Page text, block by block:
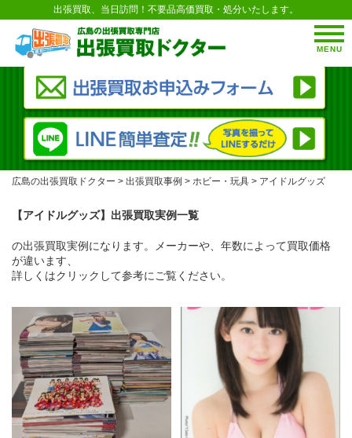
MENU
出張買取、当日訪問！不要品高価買取・処分いたします。
広島の出張買取ドクター > 出張買取事例 > ホビー・玩具 > アイドルグッズ
【アイドルグッズ】出張買取実例一覧
の出張買取実例になります。メーカーや、年数によって買取価格
が違います、
詳しくはクリックして参考にご覧ください。